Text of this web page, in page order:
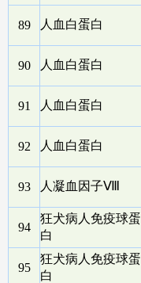
89 人血白蛋白
90 人血白蛋白
91 人血白蛋白
92 人血白蛋白
93 人凝血因子Ⅷ
94
狂犬病人免疫球蛋
白
95
狂犬病人免疫球蛋
白